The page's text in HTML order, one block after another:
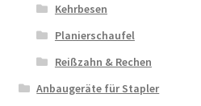
Kehrbesen
Planierschaufel
Reißzahn & Rechen
Anbaugeräte für Stapler